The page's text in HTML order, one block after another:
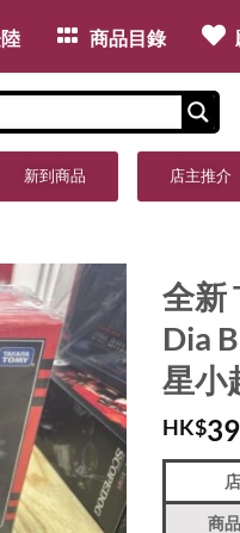
商品目錄
新到商品 店主推介
全新
Dia
星小
HK$
商